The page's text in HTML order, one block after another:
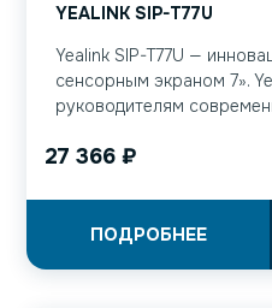
YEALINK SIP-T77U
Yealink SIP-T77U —
сенсорным экраном 7».
руководителям
27 366 ₽
ПОДРОБНЕЕ